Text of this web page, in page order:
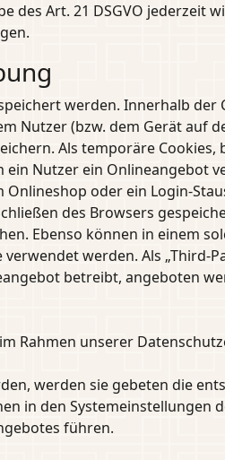
Art. 21 DSGVO jederzeit
werden. Innerhalb
Nutzer (bzw. dem Gerät auf
Als temporäre Cookies,
ein Nutzer ein Onlineangebot
oder ein Login-
des Browsers
Ebenso können in einem
werden. Als „Third-
betreibt, angeboten
Rahmen unserer
werden sie gebeten die
in den Systemeinstellungen
führen.